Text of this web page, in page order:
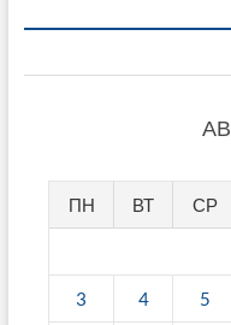
ПН ВТ СР
3 4 5